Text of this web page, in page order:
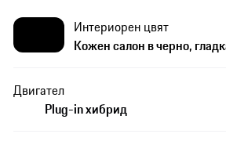
Интериорен цвят
Кожен салон в черно,
Двигател
Plug-in хибрид